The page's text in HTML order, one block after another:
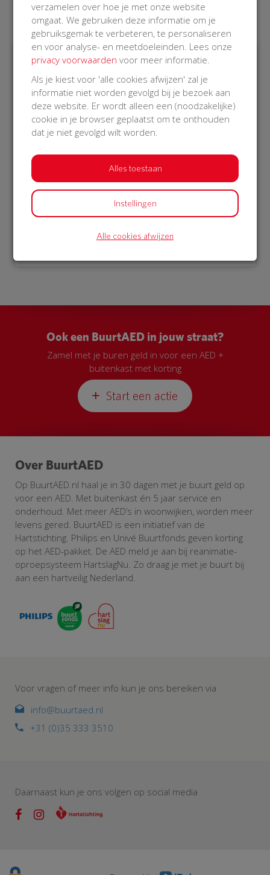
Laatste donaties
€ 1.499
Rien
24 Jan 2019
15:59 uur
€ 976
Philips
25 Nov 2018
Bekijk alle donateurs
Ook een BuurtAED in jouw straat?
Zamel met je buren geld in voor een AED +
buitenkast met korting
Start een actie
Over BuurtAED
Op BuurtAED.nl haal je in 30 dagen met je buurt geld op
voor een AED. Met buitenkast én 5 jaar service en
onderhoud. Met meer AED’s in woonwijken, worden meer
levens gered. BuurtAED is een initiatief van de
Hartstichting. Philips en Univé Buurtfonds geven korting
op het AED-pakket. De AED meld je aan bij reanimatie-
oproepsysteem HartslagNu. Zo draag je met je buurt bij
aan een hartveilig Nederland.
Voor vragen of meer info kun je ons bereiken via
info@buurtaed.nl
+31 (0)35 333 3510
Daarnaast kun je ons volgen op social media
verzamelen over hoe je met onze website
omgaat. We gebruiken deze informatie om je
gebruiksgemak te verbeteren, te personaliseren
en voor analyse- en meetdoeleinden. Lees onze
privacy voorwaarden voor meer informatie.
Als je kiest voor 'alle cookies afwijzen' zal je
informatie niet worden gevolgd bij je bezoek aan
deze website. Er wordt alleen een (noodzakelijke)
cookie in je browser geplaatst om te onthouden
dat je niet gevolgd wilt worden.
Alles toestaan
Instellingen
Alle cookies afwijzen